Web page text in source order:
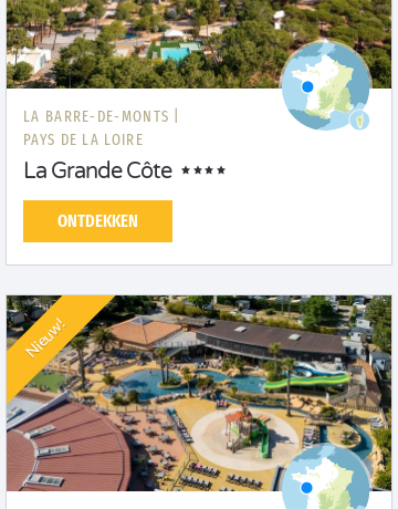
LA BARRE-DE-MONTS |
PAYS DE LA LOIRE
La Grande Côte
ONTDEKKEN
Nieuw!